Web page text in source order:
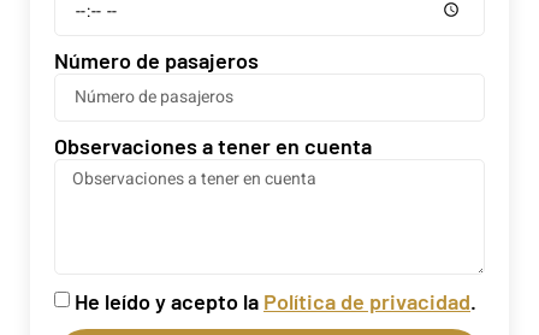
Número de pasajeros
Observaciones a tener en cuenta
He leído y acepto la Política de privacidad.